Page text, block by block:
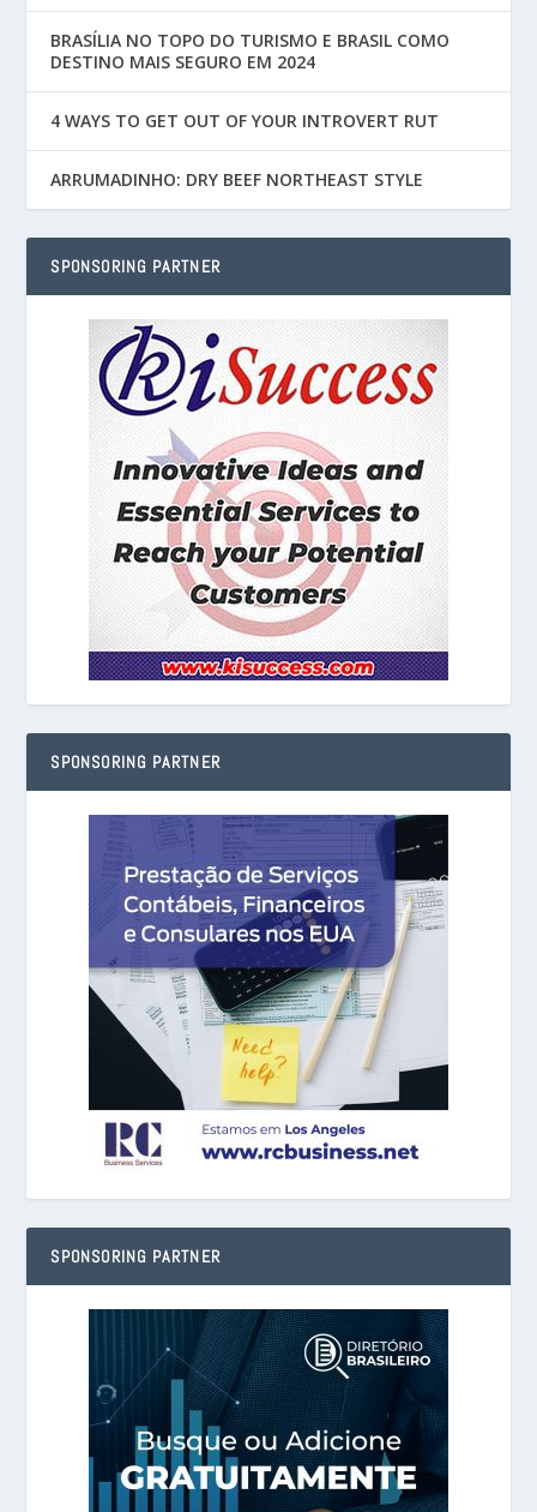
BRASÍLIA NO TOPO DO TURISMO E BRASIL COMO
DESTINO MAIS SEGURO EM 2024
4 WAYS TO GET OUT OF YOUR INTROVERT RUT
ARRUMADINHO: DRY BEEF NORTHEAST STYLE
SPONSORING PARTNER
SPONSORING PARTNER
SPONSORING PARTNER